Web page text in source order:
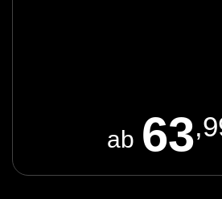
ab 63